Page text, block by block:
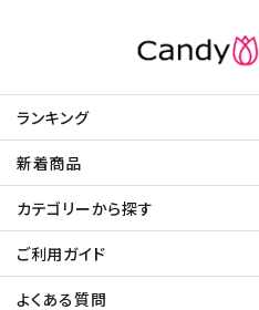
ランキング
新着商品
カテゴリーから探す
ご利用ガイド
よくある質問